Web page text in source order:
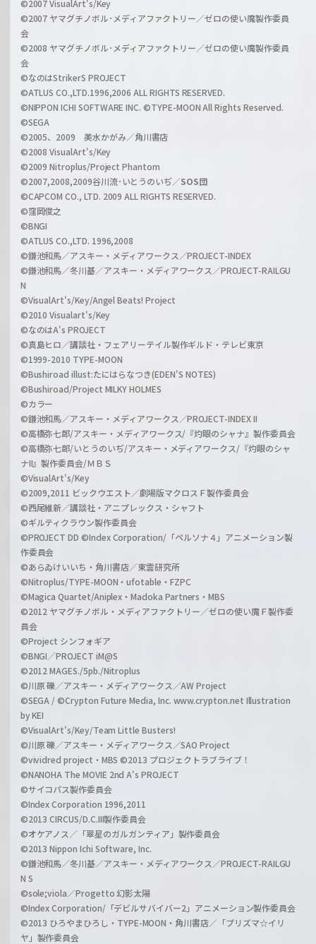
r
z
i
l
h
a
n
l
©2007 VisualArt's/Key
©2007 ヤマグチノボル･メディアファクトリー／ゼロの使い魔製作委員
会
©2008 ヤマグチノボル･メディアファクトリー／ゼロの使い魔製作委員
会
©なのはStrikerS PROJECT
©ATLUS CO.,LTD.1996,2006 ALL RIGHTS RESERVED.
©NIPPON ICHI SOFTWARE INC. ©TYPE-MOON All Rights Reserved.
©SEGA
©2005、2009 美水かがみ／角川書店
©2008 VisualArt's/Key
©2009 Nitroplus/Project Phantom
©2007,2008,2009谷川流･いとうのいぢ／SOS団
©CAPCOM CO., LTD. 2009 ALL RIGHTS RESERVED.
©窪岡俊之
©BNGI
©ATLUS CO.,LTD. 1996,2008
©鎌池和馬／アスキー・メディアワークス／PROJECT-INDEX
©鎌池和馬／冬川基／アスキー・メディアワークス／PROJECT-RAILGU
N
©VisualArt's/Key/Angel Beats! Project
©2010 Visualart's/Key
©なのはA's PROJECT
©真島ヒロ／講談社・フェアリーテイル製作ギルド・テレビ東京
©1999-2010 TYPE-MOON
©Bushiroad illust:たにはらなつき(EDEN'S NOTES)
©Bushiroad/Project MILKY HOLMES
©カラー
©鎌池和馬／アスキー・メディアワークス／PROJECT-INDEX II
©高橋弥七郎/アスキー・メディアワークス/『灼眼のシャナ』製作委員会
©高橋弥七郎/いとうのいぢ/アスキー・メディアワークス/『灼眼のシャ
ナII』製作委員会/ＭＢＳ
©VisualArt's/Key
©2009,2011 ビックウエスト／劇場版マクロスＦ製作委員会
©西尾維新／講談社・アニプレックス・シャフト
©ギルティクラウン製作委員会
©PROJECT DD ©Index Corporation/「ペルソナ４」アニメーション製
作委員会
©あらゐけいいち・角川書店／東雲研究所
©Nitroplus/TYPE-MOON・ufotable・FZPC
©Magica Quartet/Aniplex・Madoka Partners・MBS
©2012 ヤマグチノボル・メディアファクトリー／ゼロの使い魔Ｆ製作委
員会
©Project シンフォギア
©BNGI／PROJECT iM@S
©2012 MAGES./5pb./Nitroplus
©川原 礫／アスキー・メディアワークス／AW Project
©SEGA / ©Crypton Future Media, Inc. www.crypton.net Illustration
by KEI
©VisualArt's/Key/Team Little Busters!
©川原 礫／アスキー・メディアワークス／SAO Project
©vividred project・MBS ©2013 プロジェクトラブライブ！
©NANOHA The MOVIE 2nd A's PROJECT
©サイコパス製作委員会
©Index Corporation 1996,2011
©2013 CIRCUS/D.C.III製作委員会
©オケアノス／「翠星のガルガンティア」製作委員会
©2013 Nippon Ichi Software, Inc.
©鎌池和馬／冬川基／アスキー・メディアワークス／PROJECT-RAILGU
N S
©sole;viola／Progetto 幻影太陽
©Index Corporation/「デビルサバイバー2」アニメーション製作委員会
©2013 ひろやまひろし・TYPE-MOON・角川書店／「プリズマ☆イリ
ヤ」製作委員会